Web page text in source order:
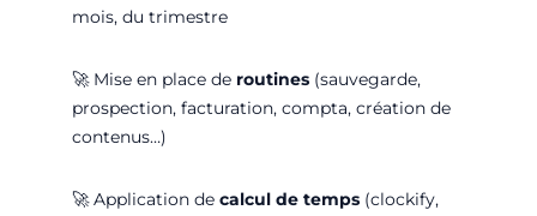
mois, du trimestre
🚀 Mise en place de routines (sauvegarde,
prospection, facturation, compta, création de
contenus…)
🚀Application de calcul de temps (clockify,